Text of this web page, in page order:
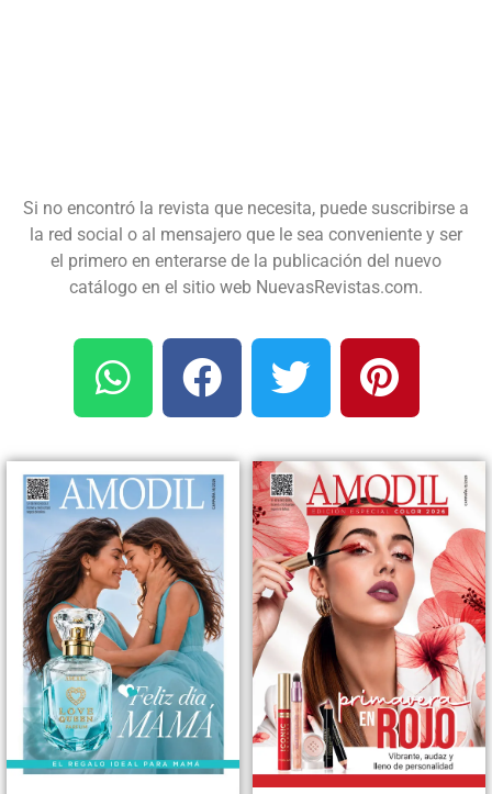
Si no encontró la revista que necesita, puede suscribirse a
la red social o al mensajero que le sea conveniente y ser
el primero en enterarse de la publicación del nuevo
catálogo en el sitio web NuevasRevistas.com.